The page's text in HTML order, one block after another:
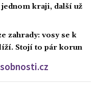
kraji, další už
zahrady: vosy se k
Stojí to pár korun